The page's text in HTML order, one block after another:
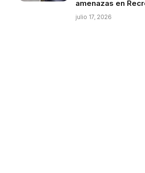
amenazas en
julio 17, 2026